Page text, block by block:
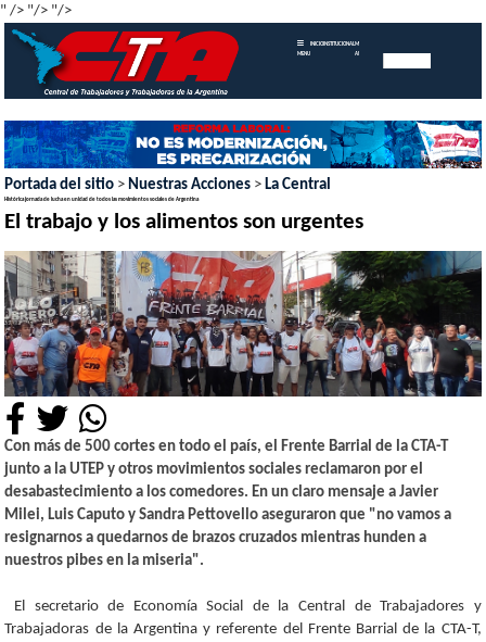
" /> "/> "/>
MENU
INICIOINSTITUCIONAL MEMORIAS
ANUALES
Portada del sitio > Nuestras Acciones > La Central
Histórica jornada de lucha en unidad de todos las movimientos sociales de Argentina
El trabajo y los alimentos son urgentes
Con más de 500 cortes en todo el país, el Frente Barrial de la CTA-T
junto a la UTEP y otros movimientos sociales reclamaron por el
desabastecimiento a los comedores. En un claro mensaje a Javier
Milei, Luis Caputo y Sandra Pettovello aseguraron que "no vamos a
resignarnos a quedarnos de brazos cruzados mientras hunden a
nuestros pibes en la miseria".
El secretario de Economía Social de la Central de Trabajadores y
Trabajadoras de la Argentina y referente del Frente Barrial de la CTA-T,